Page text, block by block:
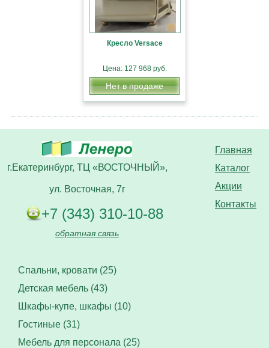
Кресло Versace
Цена: 127 968 руб.
Нет в продаже
Главная
Каталог
Акции
Контакты
г.Екатеринбург, ТЦ «ВОСТОЧНЫЙ»,
ул. Восточная, 7г
+7 (343) 310-10-88
обратная связь
Спальни, кровати (25)
Детская мебель (43)
Шкафы-купе, шкафы (10)
Гостиные (31)
Мебель для персонала (25)